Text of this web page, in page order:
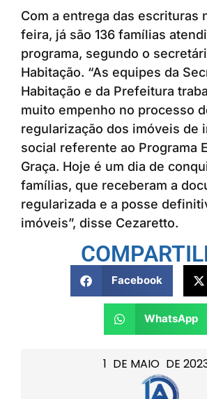
1 DE MAIO DE
Com a entrega das escrituras
feira, já são 136 famílias
programa, segundo o
Habitação. “As equipes da
Habitação e da Prefeitura
muito empenho no processo
regularização dos imóveis de
social referente ao Programa
Graça. Hoje é um dia de
famílias, que receberam a
regularizada e a posse
imóveis”, disse Cezaretto.
Facebook
WhatsApp